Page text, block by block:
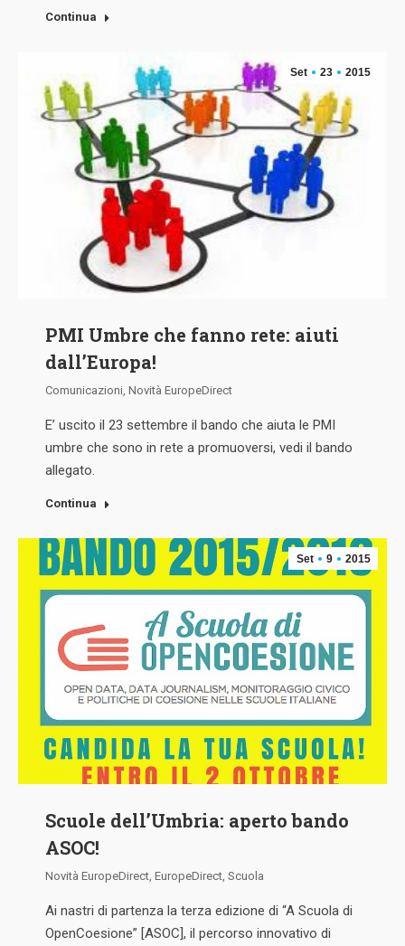
Continua
Set 23 2015
PMI Umbre che fanno rete: aiuti
dall’Europa!
Comunicazioni Novità EuropeDirect
E’ uscito il 23 settembre il bando che aiuta le PMI
umbre che sono in rete a promuoversi, vedi il bando
allegato.
Continua
Set 9 2015
Scuole dell’Umbria: aperto bando
ASOC!
Novità EuropeDirect EuropeDirect Scuola
Ai nastri di partenza la terza edizione di “A Scuola di
OpenCoesione” [ASOC], il percorso innovativo di